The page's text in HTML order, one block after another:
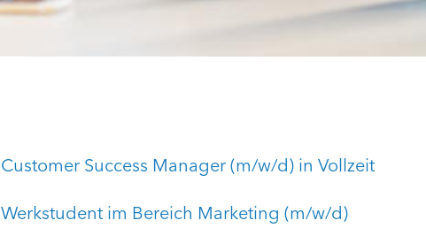
Customer Success Manager (m/w/d) in Vollzeit
Werkstudent im Bereich Marketing (m/w/d)